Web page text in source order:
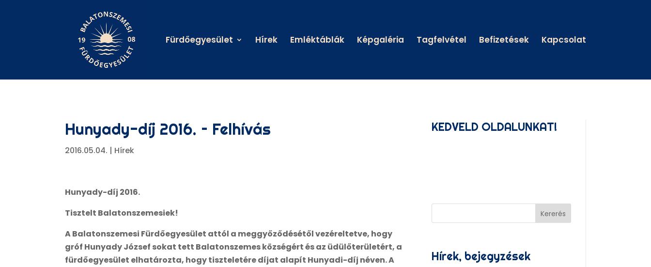
Fürdőegyesület Hírek Emléktáblák Képgaléria Tagfelvétel Befizetések Kapcsolat
Hunyady-díj 2016. – Felhívás
2016.05.04. | Hírek
Hunyady-díj 2016.
Tisztelt Balatonszemesiek!
A Balatonszemesi Fürdőegyesület attól a meggyőződésétől vezéreltetve, hogy
gróf Hunyady József sokat tett Balatonszemes községért és az üdülőterületért, a
fürdőegyesület elhatározta, hogy tiszteletére díjat alapít Hunyadi-díj néven. A
KEDVELD OLDALUNKAT!
Kererés
Hírek, bejegyzések